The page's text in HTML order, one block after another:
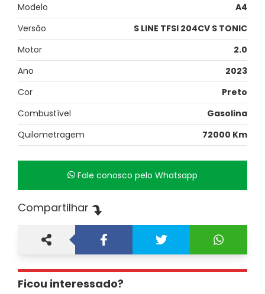
Modelo
A4
Versão
S LINE TFSI 204CV S TONIC
Motor
2.0
Ano
2023
Cor
Preto
Combustível
Gasolina
Quilometragem
72000 Km
Fale conosco pelo Whatsapp
Compartilhar
Ficou interessado?